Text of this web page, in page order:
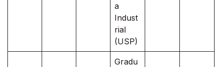
a
Indust
rial
(USP)
Gradu